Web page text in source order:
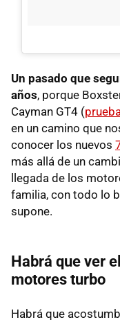
Un pasado que
años, porque
Cayman GT4 (prueba
en un camino que
conocer los nuevos
más allá de un
llegada de los
familia, con todo lo
supone.
Habrá que ver
motores turbo
Habrá que